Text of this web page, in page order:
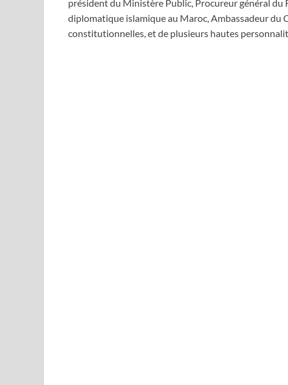
président du Ministère Public, Procureur général du
diplomatique islamique au Maroc, Ambassadeur du
constitutionnelles, et de plusieurs hautes